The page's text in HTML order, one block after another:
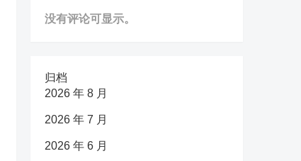
没有评论可显示。
归档
2026 年 8 月
2026 年 7 月
2026 年 6 月